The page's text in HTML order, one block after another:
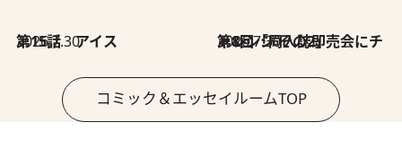
2026.7.30
第15話 アイス 2026.7.30
第8回「同人誌即売会にチャレンジ その2」
コミック＆エッセイルームTOP